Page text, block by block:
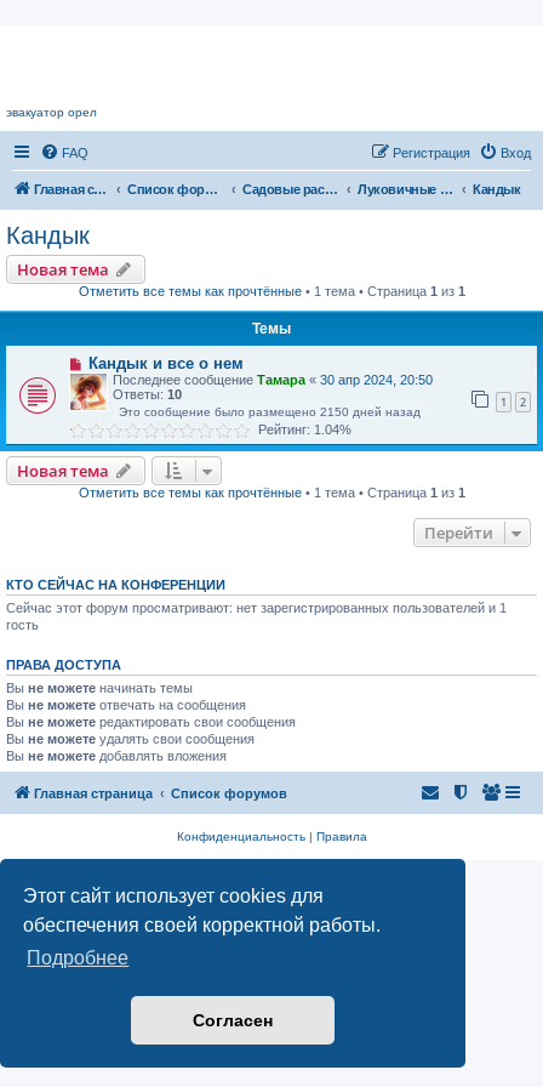
Этот сайт использует cookies для
обеспечения своей корректной работы.
Подробнее
Согласен
эвакуатор орел
FAQ Вход
Регистрация
Главная страница Список форумов Садовые растения Луковичные растения Кандык
Кандык
Новая тема
Отметить все темы как прочтённые• 1 тема • Страница 1 из 1
Темы
Кандык и все о нем
Последнее сообщение Тамара « 30 апр 2024, 20:50
Ответы: 10 1 2
Это сообщение было размещено 2150 дней назад
Рейтинг: 1.04%
Новая тема
Отметить все темы как прочтённые• 1 тема • Страница 1 из 1
Перейти
КТО СЕЙЧАС НА КОНФЕРЕНЦИИ
Сейчас этот форум просматривают: нет зарегистрированных пользователей и 1
гость
ПРАВА ДОСТУПА
Вы не можете начинать темы
Вы не можете отвечать на сообщения
Вы не можете редактировать свои сообщения
Вы не можете удалять свои сообщения
Вы не можете добавлять вложения
Главная страница Список форумов
Конфиденциальность| Правила